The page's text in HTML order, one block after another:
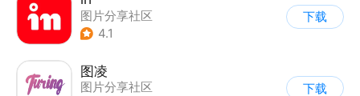
图片分享社区
4.1
下载
图凌
图片分享社区
下载